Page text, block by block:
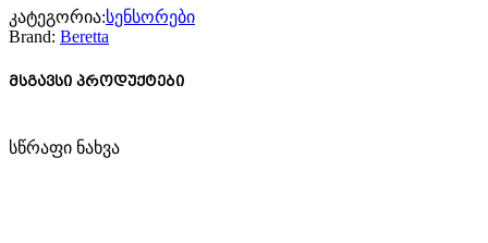
კატეგორია:სენსორები
Brand: Beretta
მსგავსი პროდუქტები
სწრაფი ნახვა